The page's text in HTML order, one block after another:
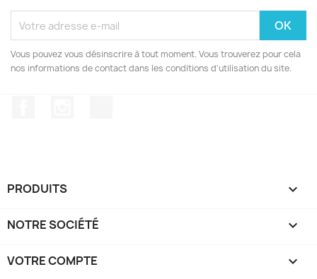
Vous pouvez vous désinscrire à tout moment. Vous trouverez pour cela
nos informations de contact dans les conditions d'utilisation du site.
PRODUITS 
NOTRE SOCIÉTÉ 
VOTRE COMPTE 